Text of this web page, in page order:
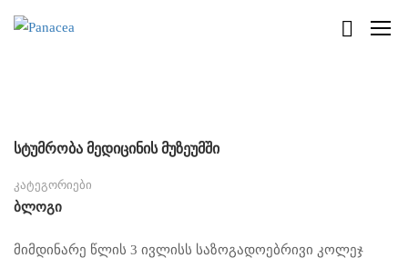
სტუმრობა მედიცინის მუზეუმში
კატეგორიები
Ბლოგი
მიმდინარე წლის 3 ივლისს საზოგადოებრივი კოლეჯ